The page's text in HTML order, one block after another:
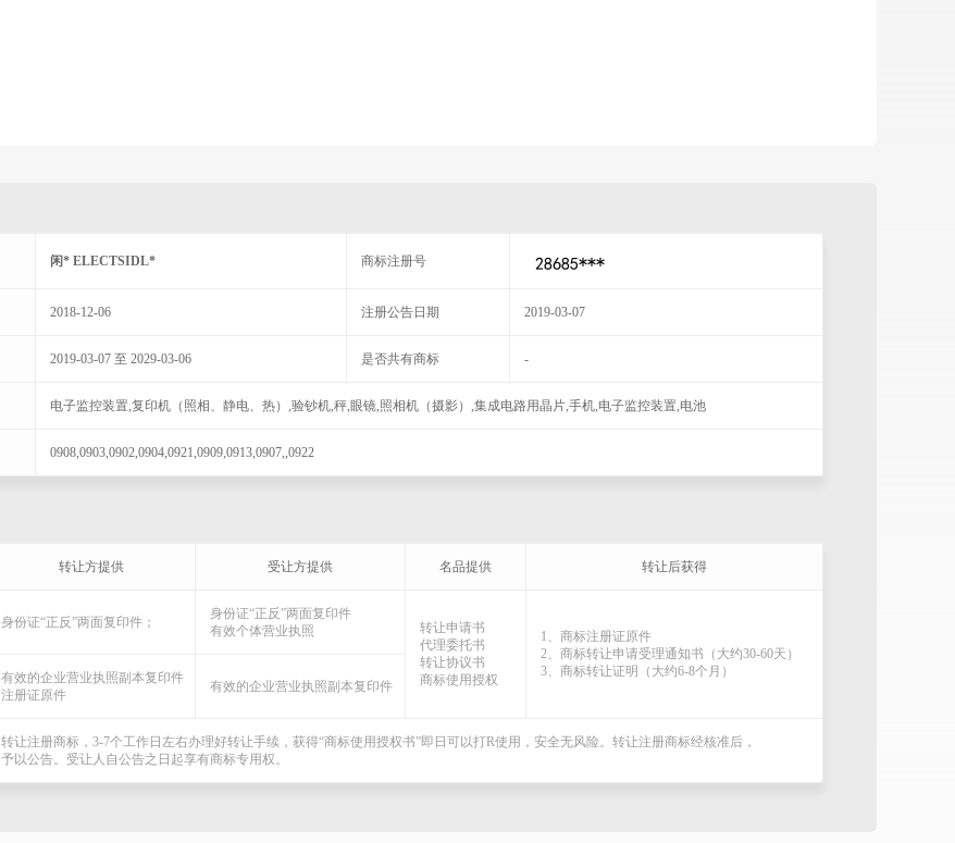
闲* ELECTSIDL* 商标注册号
2018-12-06 注册公告日期 2019-03-07
2019-03-07 至 2029-03-06 是否共有商标 -
电子监控装置,复印机（照相、静电、热）,验钞机,秤,眼镜,照相机（摄影）,集成电路用晶片,手机,电子监控装置,电池
0908,0903,0902,0904,0921,0909,0913,0907,,0922
转让方提供 受让方提供 名品提供 转让后获得
身份证“正反”两面复印件；
身份证“正反”两面复印件
有效个体营业执照
转让申请书
代理委托书
转让协议书
商标使用授权
1、商标注册证原件
2、商标转让申请受理通知书（大约30-60天）
3、商标转让证明（大约6-8个月）
有效的企业营业执照副本复印件
注册证原件
有效的企业营业执照副本复印件
转让注册商标，3-7个工作日左右办理好转让手续，获得“商标使用授权书”即日可以打R使用，安全无风险。转让注册商标经核准后，
予以公告。受让人自公告之日起享有商标专用权。